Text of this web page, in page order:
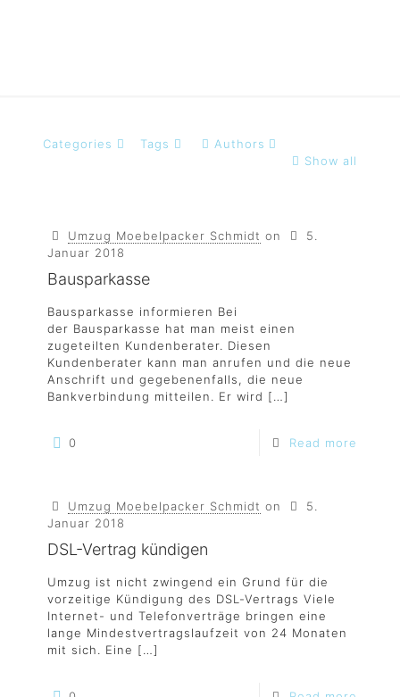
Categories Tags
Authors
Show all
Umzug Moebelpacker Schmidt on
5.
Januar 2018
Bausparkasse
Bausparkasse informieren Bei
der Bausparkasse hat man meist einen
zugeteilten Kundenberater. Diesen
Kundenberater kann man anrufen und die neue
Anschrift und gegebenenfalls, die neue
Bankverbindung mitteilen. Er wird […]
0 Read more
Umzug Moebelpacker Schmidt on
5.
Januar 2018
DSL-Vertrag kündigen
Umzug ist nicht zwingend ein Grund für die
vorzeitige Kündigung des DSL-Vertrags Viele
Internet- und Telefonverträge bringen eine
lange Mindestvertragslaufzeit von 24 Monaten
mit sich. Eine […]